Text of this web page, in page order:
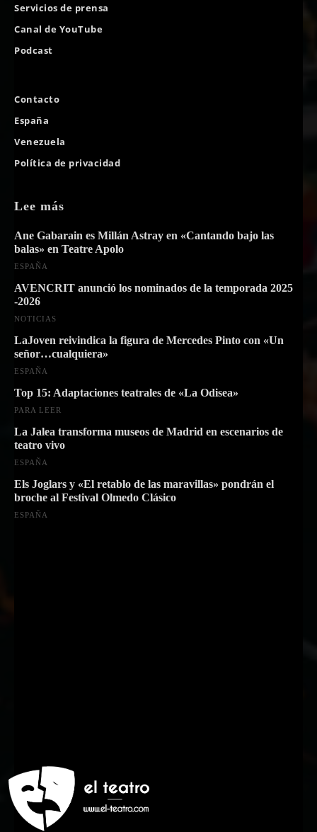
Servicios de prensa
Canal de YouTube
Podcast
Contacto
España
Venezuela
Política de privacidad
Lee más
Ane Gabarain es Millán Astray en «Cantando bajo las
balas» en Teatre Apolo
ESPAÑA
AVENCRIT anunció los nominados de la temporada 2025
-2026
NOTICIAS
LaJoven reivindica la figura de Mercedes Pinto con «Un
señor…cualquiera»
ESPAÑA
Top 15: Adaptaciones teatrales de «La Odisea»
PARA LEER
La Jalea transforma museos de Madrid en escenarios de
teatro vivo
ESPAÑA
Els Joglars y «El retablo de las maravillas» pondrán el
broche al Festival Olmedo Clásico
ESPAÑA